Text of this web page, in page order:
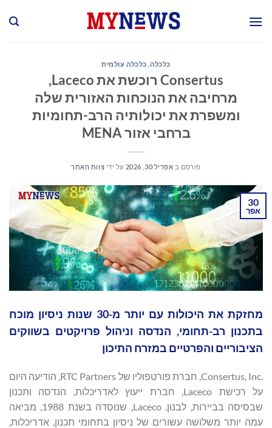
כלכלה, כלכלה עולמית
Consertus רוכשת את Laceco,
מרחיבה את הנוכחות האזורית שלה
ומשפרת את יכולותיה הרב-תחומיות
ברחבי אזור MENA
פורסם ב אפריל 30, 2026 על ידי צוות האתר
30
אפר
מחזקת את היכולות עם יותר מ-30 שנות ניסיון מוכח
בתכנון רב-תחומי, הנדסה וניהול פרויקטים בשווקים
הציבוריים והפרטיים במזרח התיכון
Consertus, Inc.‎, חברת פורטפוליו של RTC Partners, הודיעה היום
על רכישת Laceco, חברת ייעוץ לאדריכלות, הנדסה ותכנון
שבסיסה בביירות, לבנון. Laceco, שנוסדה בשנת 1988, מביאה
עמה יותר משלושה עשורים של ניסיון בתחומי תכנון, אדריכלות,